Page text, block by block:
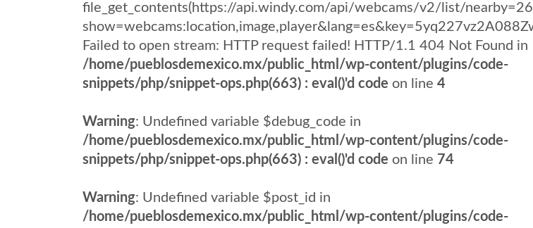
file_get_contents(https://api.windy.com/api/webcams/v2/list/
Failed to open stream: HTTP request failed! HTTP/1.1 404 Not Found in
/home/pueblosdemexico.mx/public_html/wp-content/plugins/code-
snippets/php/snippet-ops.php(663) : eval()'d code on line 4
Warning: Undefined variable $debug_code in
/home/pueblosdemexico.mx/public_html/wp-content/plugins/code-
snippets/php/snippet-ops.php(663) : eval()'d code on line 74
Warning: Undefined variable $post_id in
/home/pueblosdemexico.mx/public_html/wp-content/plugins/code-